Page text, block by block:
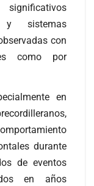
significativos
y sistemas
con
como por
en
durante
de eventos
en años